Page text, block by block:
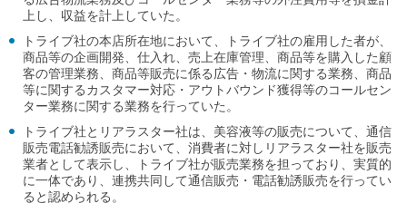
上し、収益を計上していた。
トライブ社の本店所在地において、トライブ社の雇用した者が、
商品等の企画開発、仕入れ、売上在庫管理、商品等を購入した顧
客の管理業務、商品等販売に係る広告・物流に関する業務、商品
等に関するカスタマー対応・アウトバウンド獲得等のコールセン
ター業務に関する業務を行っていた。
トライブ社とリアラスター社は、美容液等の販売について、通信
販売電話勧誘販売において、消費者に対しリアラスター社を販売
業者として表示し、トライブ社が販売業務を担っており、実質的
に一体であり、連携共同して通信販売・電話勧誘販売を行ってい
ると認められる。